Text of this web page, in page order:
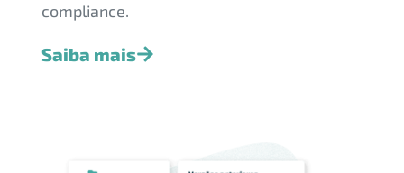
compliance.
Saiba mais